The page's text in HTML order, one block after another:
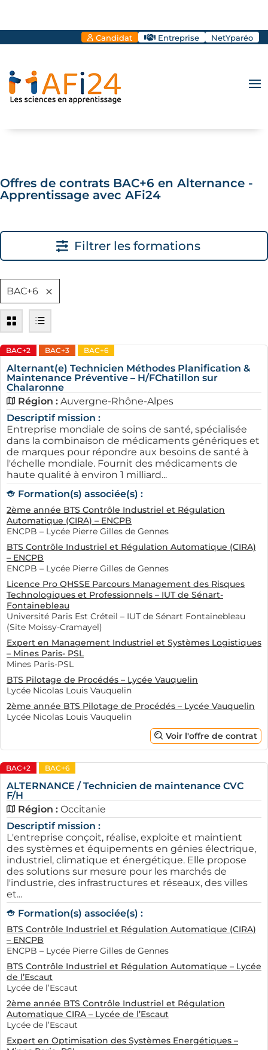
Candidat Entreprise NetYparéo
Offres de contrats BAC+6 en Alternance -
Apprentissage avec AFi24
Filtrer les formations
BAC+6
BAC+2 BAC+3 BAC+6
Alternant(e) Technicien Méthodes Planification &
Maintenance Préventive – H/FChatillon sur
Chalaronne
Région : Auvergne-Rhône-Alpes
Descriptif mission :
Entreprise mondiale de soins de santé, spécialisée
dans la combinaison de médicaments génériques et
de marques pour répondre aux besoins de santé à
l'échelle mondiale. Fournit des médicaments de
haute qualité à environ 1 milliard...
Formation(s) associée(s) :
2ème année BTS Contrôle Industriel et Régulation
Automatique (CIRA) – ENCPB
ENCPB – Lycée Pierre Gilles de Gennes
BTS Contrôle Industriel et Régulation Automatique (CIRA)
– ENCPB
ENCPB – Lycée Pierre Gilles de Gennes
Licence Pro QHSSE Parcours Management des Risques
Technologiques et Professionnels – IUT de Sénart-
Fontainebleau
Université Paris Est Créteil – IUT de Sénart Fontainebleau
(Site Moissy-Cramayel)
Expert en Management Industriel et Systèmes Logistiques
– Mines Paris- PSL
Mines Paris-PSL
BTS Pilotage de Procédés – Lycée Vauquelin
Lycée Nicolas Louis Vauquelin
2ème année BTS Pilotage de Procédés – Lycée Vauquelin
Lycée Nicolas Louis Vauquelin
Voir l'offre de contrat
BAC+2 BAC+6
ALTERNANCE / Technicien de maintenance CVC
F/H
Région : Occitanie
Descriptif mission :
L'entreprise conçoit, réalise, exploite et maintient
des systèmes et équipements en génies électrique,
industriel, climatique et énergétique. Elle propose
des solutions sur mesure pour les marchés de
l'industrie, des infrastructures et réseaux, des villes
et...
Formation(s) associée(s) :
BTS Contrôle Industriel et Régulation Automatique (CIRA)
– ENCPB
ENCPB – Lycée Pierre Gilles de Gennes
BTS Contrôle Industriel et Régulation Automatique – Lycée
de l’Escaut
Lycée de l’Escaut
2ème année BTS Contrôle Industriel et Régulation
Automatique CIRA – Lycée de l’Escaut
Lycée de l’Escaut
Expert en Optimisation des Systèmes Energétiques –